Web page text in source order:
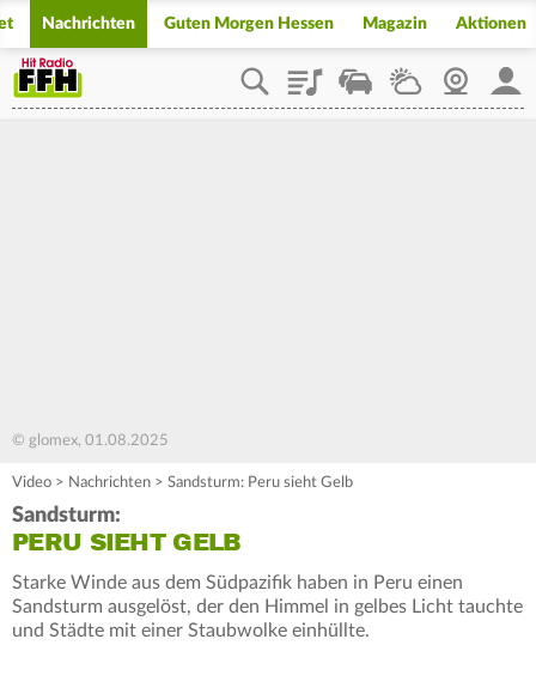
Nachrichten Guten Morgen Hessen Magazin Aktionen
PlaylistStaupilotWetterWebcam
© glomex, 01.08.2025
Video > Nachrichten > Sandsturm: Peru sieht Gelb
Sandsturm:
PERU SIEHT GELB
Starke Winde aus dem Südpazifik haben in Peru einen
Sandsturm ausgelöst, der den Himmel in gelbes Licht tauchte
und Städte mit einer Staubwolke einhüllte.